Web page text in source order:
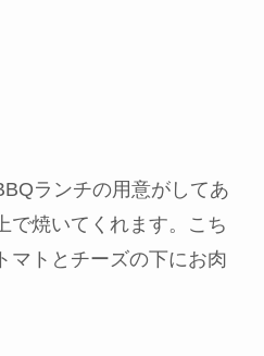
ランチの用意がしてあ
で焼いてくれます。こち
マトとチーズの下にお肉